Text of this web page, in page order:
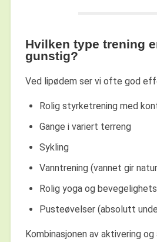
Hvilken type trening
gunstig?
Ved lipødem ser vi ofte god
Rolig styrketrening med
Gange i variert terreng
Sykling
Vanntrening (vannet gir
Rolig yoga og
Pusteøvelser (absolutt
Kombinasjonen av aktivering